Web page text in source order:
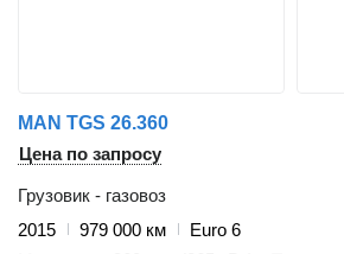
MAN TGS 26.360
Цена по запросу
Грузовик - газовоз
2015
979 000 км
Euro 6